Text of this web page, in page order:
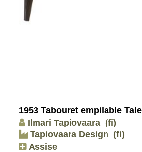
1953 Tabouret empilable Tale
Ilmari Tapiovaara (fi)
Tapiovaara Design (fi)
Assise